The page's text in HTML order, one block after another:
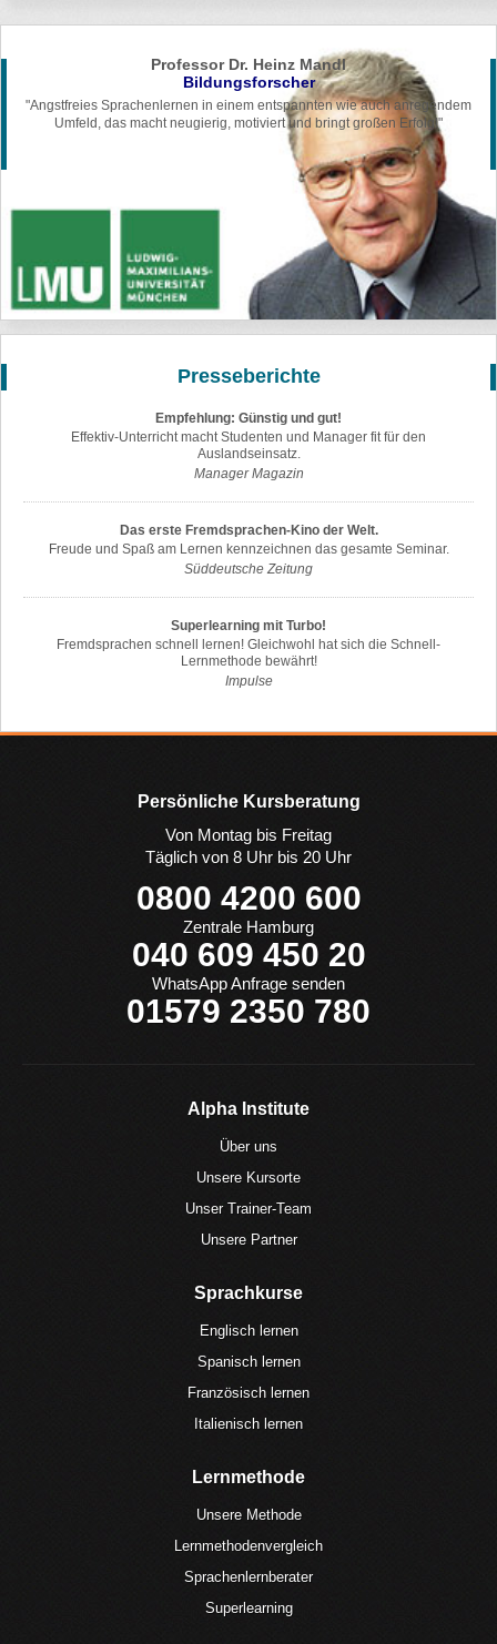
Professor Dr. Heinz Mandl
Bildungsforscher
"Angstfreies Sprachenlernen in einem entspannten wie auch anregendem
Umfeld, das macht neugierig, motiviert und bringt großen Erfolg!"
Presseberichte
Empfehlung: Günstig und gut!
Effektiv-Unterricht macht Studenten und Manager fit für den
Auslandseinsatz.
Manager Magazin
Das erste Fremdsprachen-Kino der Welt.
Freude und Spaß am Lernen kennzeichnen das gesamte Seminar.
Süddeutsche Zeitung
Superlearning mit Turbo!
Fremdsprachen schnell lernen! Gleichwohl hat sich die Schnell-
Lernmethode bewährt!
Impulse
Persönliche Kursberatung
Von Montag bis Freitag
Täglich von 8 Uhr bis 20 Uhr
0800 4200 600
Zentrale Hamburg
040 609 450 20
WhatsApp Anfrage senden
01579 2350 780
Alpha Institute
Über uns
Unsere Kursorte
Unser Trainer-Team
Unsere Partner
Sprachkurse
Englisch lernen
Spanisch lernen
Französisch lernen
Italienisch lernen
Lernmethode
Unsere Methode
Lernmethodenvergleich
Sprachenlernberater
Superlearning